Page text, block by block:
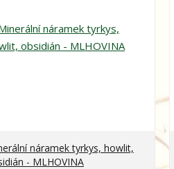
náramek tyrkys, howlit,
- MLHOVINA